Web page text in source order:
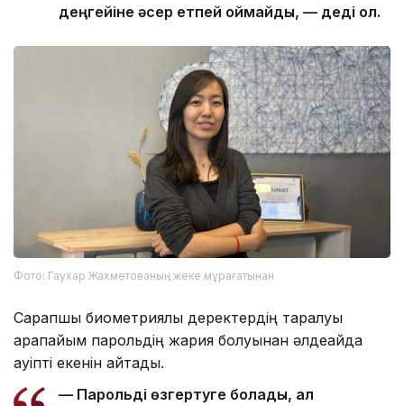
деңгейіне әсер етпей қоймайды, — деді ол.
Фото: Гаухар Жахметованың жеке мұрағатынан
Сарапшы биометриялық деректердің таралуы
қарапайым парольдің жария болуынан әлдеқайда
қауіпті екенін айтады.
— Парольді өзгертуге болады, ал